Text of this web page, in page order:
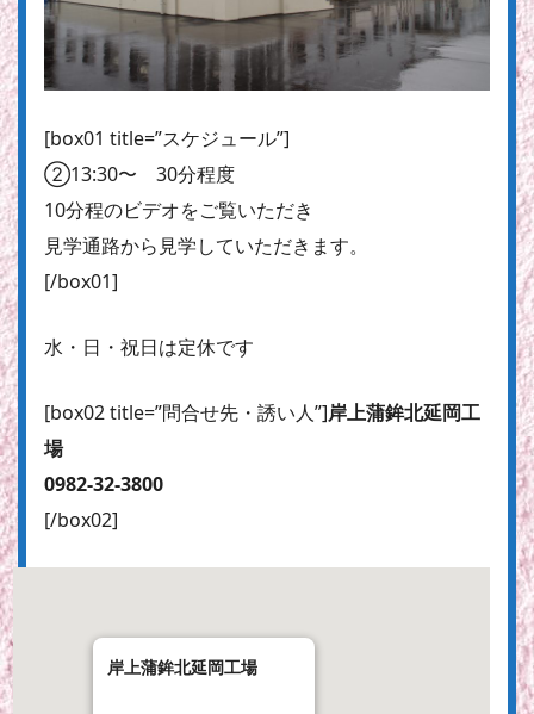
[box01 title=”スケジュール”]
②13:30〜 30分程度
10分程のビデオをご覧いただき
見学通路から見学していただきます。
[/box01]
水・日・祝日は定休です
[box02 title=”問合せ先・誘い人”]岸上蒲鉾北延岡工
場
0982-32-3800
[/box02]
岸上蒲鉾北延岡工場